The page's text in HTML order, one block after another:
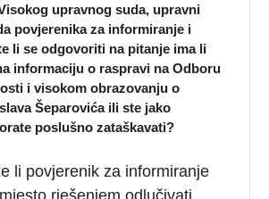
upravnog suda, upravni
povjerenika za informiranje i
li se odgovoriti na pitanje ima li
informaciju o raspravi na Odboru
i visokom obrazovanju o
Šeparovića ili ste jako
poslušno zataškavati?
li povjerenik za informiranje
rješenjem odlučivati